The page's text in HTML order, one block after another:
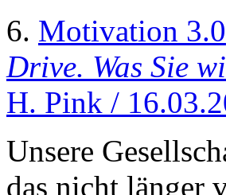
6. Motivation 3.0
Drive. Was Sie
H. Pink /
Unsere
das nicht länger